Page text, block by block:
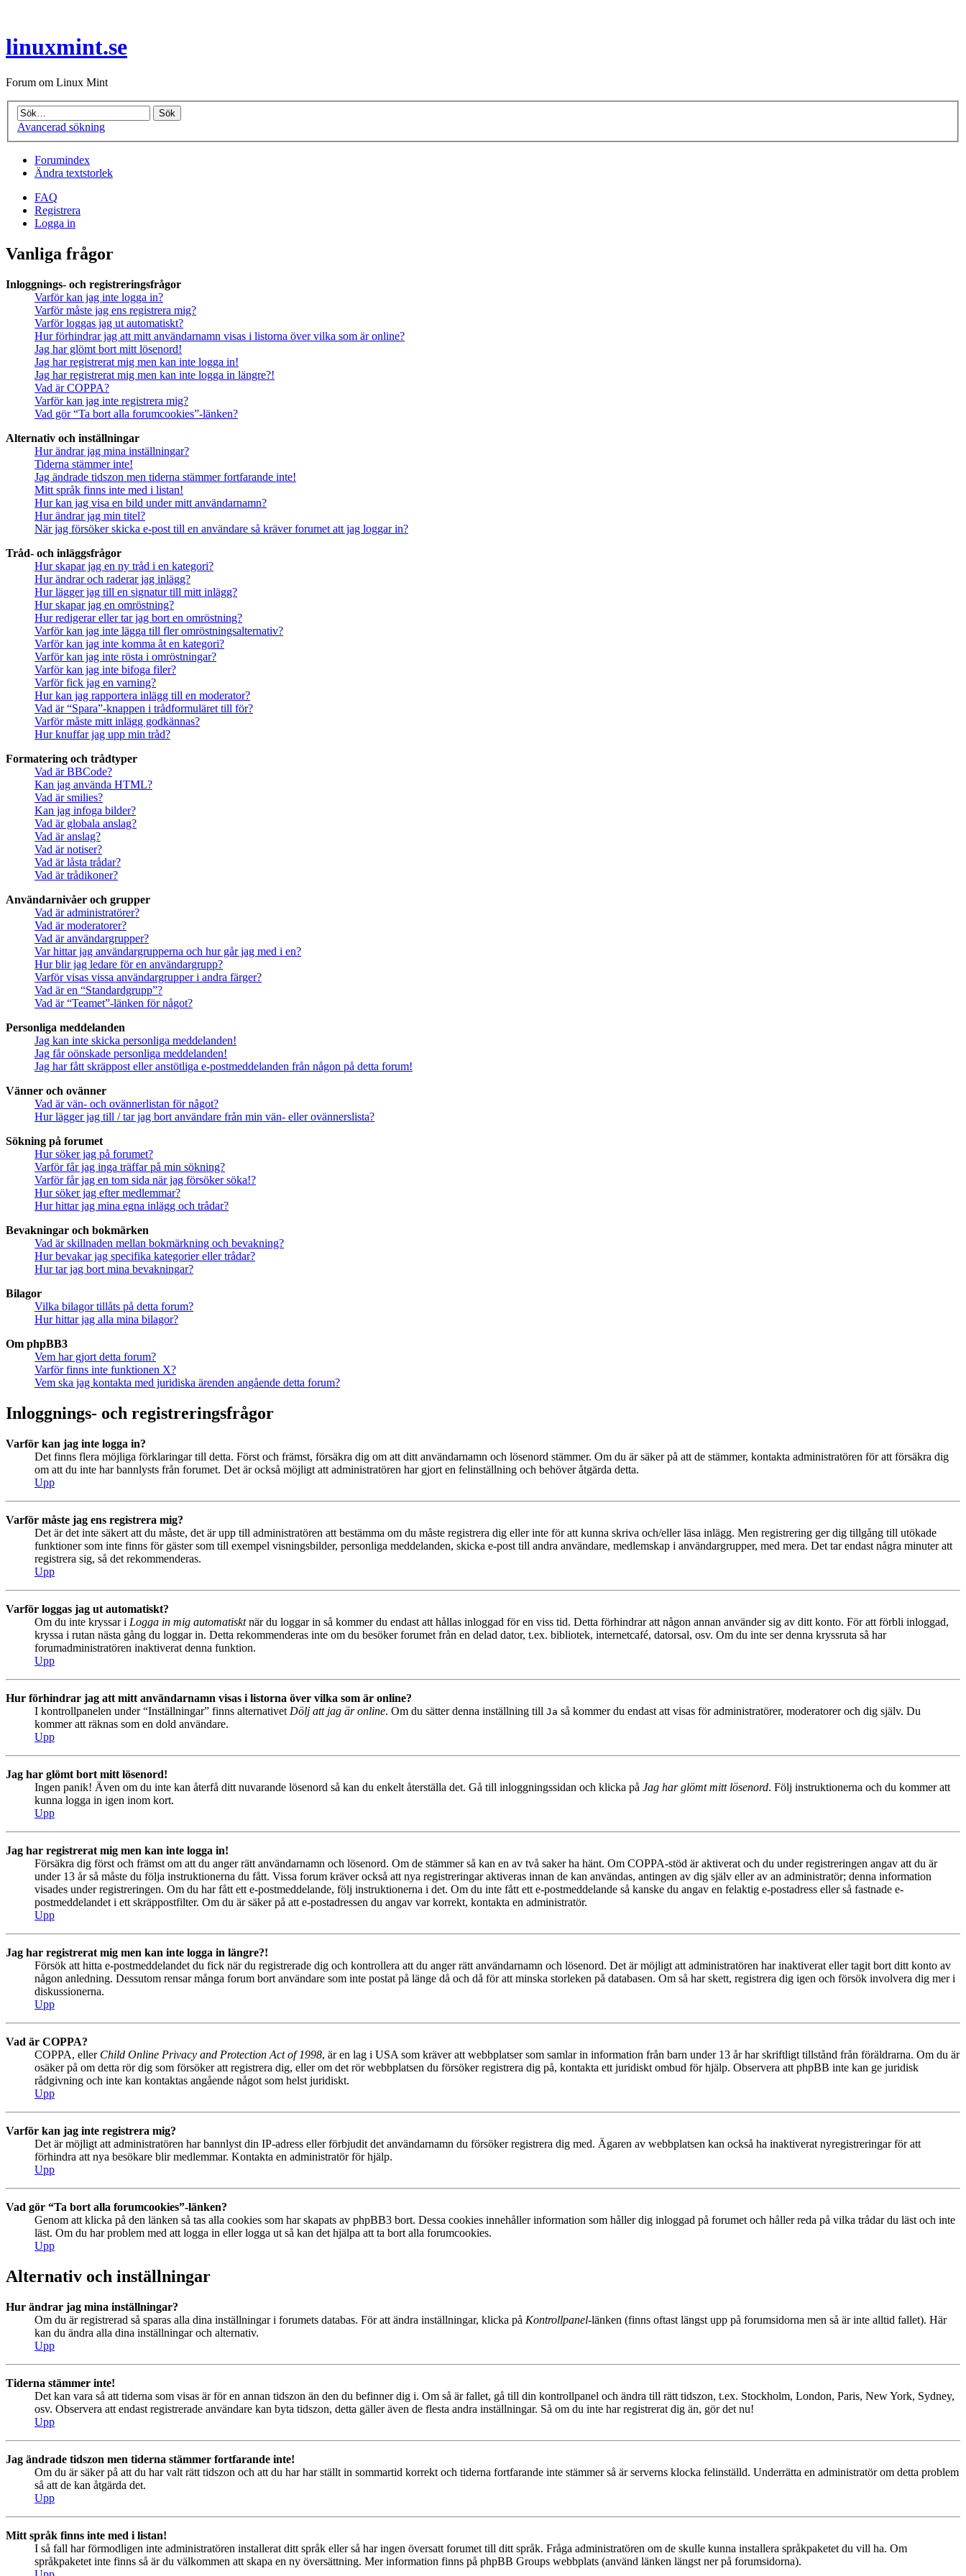
linuxmint.se
Forum om Linux Mint
Avancerad sökning
Forumindex
Ändra textstorlek
FAQ
Registrera
Logga in
Vanliga frågor
Inloggnings- och registreringsfrågor
Varför kan jag inte logga in?
Varför måste jag ens registrera mig?
Varför loggas jag ut automatiskt?
Hur förhindrar jag att mitt användarnamn visas i listorna över vilka som är online?
Jag har glömt bort mitt lösenord!
Jag har registrerat mig men kan inte logga in!
Jag har registrerat mig men kan inte logga in längre?!
Vad är COPPA?
Varför kan jag inte registrera mig?
Vad gör “Ta bort alla forumcookies”-länken?
Alternativ och inställningar
Hur ändrar jag mina inställningar?
Tiderna stämmer inte!
Jag ändrade tidszon men tiderna stämmer fortfarande inte!
Mitt språk finns inte med i listan!
Hur kan jag visa en bild under mitt användarnamn?
Hur ändrar jag min titel?
När jag försöker skicka e-post till en användare så kräver forumet att jag loggar in?
Tråd- och inläggsfrågor
Hur skapar jag en ny tråd i en kategori?
Hur ändrar och raderar jag inlägg?
Hur lägger jag till en signatur till mitt inlägg?
Hur skapar jag en omröstning?
Hur redigerar eller tar jag bort en omröstning?
Varför kan jag inte lägga till fler omröstningsalternativ?
Varför kan jag inte komma åt en kategori?
Varför kan jag inte rösta i omröstningar?
Varför kan jag inte bifoga filer?
Varför fick jag en varning?
Hur kan jag rapportera inlägg till en moderator?
Vad är “Spara”-knappen i trådformuläret till för?
Varför måste mitt inlägg godkännas?
Hur knuffar jag upp min tråd?
Formatering och trådtyper
Vad är BBCode?
Kan jag använda HTML?
Vad är smilies?
Kan jag infoga bilder?
Vad är globala anslag?
Vad är anslag?
Vad är notiser?
Vad är låsta trådar?
Vad är trådikoner?
Användarnivåer och grupper
Vad är administratörer?
Vad är moderatorer?
Vad är användargrupper?
Var hittar jag användargrupperna och hur går jag med i en?
Hur blir jag ledare för en användargrupp?
Varför visas vissa användargrupper i andra färger?
Vad är en “Standardgrupp”?
Vad är “Teamet”-länken för något?
Personliga meddelanden
Jag kan inte skicka personliga meddelanden!
Jag får oönskade personliga meddelanden!
Jag har fått skräppost eller anstötliga e-postmeddelanden från någon på detta forum!
Vänner och ovänner
Vad är vän- och ovännerlistan för något?
Hur lägger jag till / tar jag bort användare från min vän- eller ovännerslista?
Sökning på forumet
Hur söker jag på forumet?
Varför får jag inga träffar på min sökning?
Varför får jag en tom sida när jag försöker söka!?
Hur söker jag efter medlemmar?
Hur hittar jag mina egna inlägg och trådar?
Bevakningar och bokmärken
Vad är skillnaden mellan bokmärkning och bevakning?
Hur bevakar jag specifika kategorier eller trådar?
Hur tar jag bort mina bevakningar?
Bilagor
Vilka bilagor tillåts på detta forum?
Hur hittar jag alla mina bilagor?
Om phpBB3
Vem har gjort detta forum?
Varför finns inte funktionen X?
Vem ska jag kontakta med juridiska ärenden angående detta forum?
Inloggnings- och registreringsfrågor
Varför kan jag inte logga in?
Det finns flera möjliga förklaringar till detta. Först och främst, försäkra dig om att ditt användarnamn och lösenord stämmer. Om du är säker på att de stämmer, kontakta administratören för att försäkra dig
om att du inte har bannlysts från forumet. Det är också möjligt att administratören har gjort en felinställning och behöver åtgärda detta.
Upp
Varför måste jag ens registrera mig?
Det är det inte säkert att du måste, det är upp till administratören att bestämma om du måste registrera dig eller inte för att kunna skriva och/eller läsa inlägg. Men registrering ger dig tillgång till utökade
funktioner som inte finns för gäster som till exempel visningsbilder, personliga meddelanden, skicka e-post till andra användare, medlemskap i användargrupper, med mera. Det tar endast några minuter att
registrera sig, så det rekommenderas.
Upp
Varför loggas jag ut automatiskt?
Om du inte kryssar i Logga in mig automatisktnär du loggar in så kommer du endast att hållas inloggad för en viss tid. Detta förhindrar att någon annan använder sig av ditt konto. För att förbli inloggad,
kryssa i rutan nästa gång du loggar in. Detta rekommenderas inte om du besöker forumet från en delad dator, t.ex. bibliotek, internetcafé, datorsal, osv. Om du inte ser denna kryssruta så har
forumadministratören inaktiverat denna funktion.
Upp
Hur förhindrar jag att mitt användarnamn visas i listorna över vilka som är online?
I kontrollpanelen under “Inställningar” finns alternativet Dölj att jag är online. Om du sätter denna inställning till Ja så kommer du endast att visas för administratörer, moderatorer och dig själv. Du
kommer att räknas som en dold användare.
Upp
Jag har glömt bort mitt lösenord!
Ingen panik! Även om du inte kan återfå ditt nuvarande lösenord så kan du enkelt återställa det. Gå till inloggningssidan och klicka på Jag har glömt mitt lösenord. Följ instruktionerna och du kommer att
kunna logga in igen inom kort.
Upp
Jag har registrerat mig men kan inte logga in!
Försäkra dig först och främst om att du anger rätt användarnamn och lösenord. Om de stämmer så kan en av två saker ha hänt. Om COPPA-stöd är aktiverat och du under registreringen angav att du är
under 13 år så måste du följa instruktionerna du fått. Vissa forum kräver också att nya registreringar aktiveras innan de kan användas, antingen av dig själv eller av an administratör; denna information
visades under registreringen. Om du har fått ett e-postmeddelande, följ instruktionerna i det. Om du inte fått ett e-postmeddelande så kanske du angav en felaktig e-postadress eller så fastnade e-
postmeddelandet i ett skräppostfilter. Om du är säker på att e-postadressen du angav var korrekt, kontakta en administratör.
Upp
Jag har registrerat mig men kan inte logga in längre?!
Försök att hitta e-postmeddelandet du fick när du registrerade dig och kontrollera att du anger rätt användarnamn och lösenord. Det är möjligt att administratören har inaktiverat eller tagit bort ditt konto av
någon anledning. Dessutom rensar många forum bort användare som inte postat på länge då och då för att minska storleken på databasen. Om så har skett, registrera dig igen och försök involvera dig mer i
diskussionerna.
Upp
Vad är COPPA?
COPPA, eller Child Online Privacy and Protection Act of 1998, är en lag i USA som kräver att webbplatser som samlar in information från barn under 13 år har skriftligt tillstånd från föräldrarna. Om du är
osäker på om detta rör dig som försöker att registrera dig, eller om det rör webbplatsen du försöker registrera dig på, kontakta ett juridiskt ombud för hjälp. Observera att phpBB inte kan ge juridisk
rådgivning och inte kan kontaktas angående något som helst juridiskt.
Upp
Varför kan jag inte registrera mig?
Det är möjligt att administratören har bannlyst din IP-adress eller förbjudit det användarnamn du försöker registrera dig med. Ägaren av webbplatsen kan också ha inaktiverat nyregistreringar för att
förhindra att nya besökare blir medlemmar. Kontakta en administratör för hjälp.
Upp
Vad gör “Ta bort alla forumcookies”-länken?
Genom att klicka på den länken så tas alla cookies som har skapats av phpBB3 bort. Dessa cookies innehåller information som håller dig inloggad på forumet och håller reda på vilka trådar du läst och inte
läst. Om du har problem med att logga in eller logga ut så kan det hjälpa att ta bort alla forumcookies.
Upp
Alternativ och inställningar
Hur ändrar jag mina inställningar?
Om du är registrerad så sparas alla dina inställningar i forumets databas. För att ändra inställningar, klicka på Kontrollpanel-länken (finns oftast längst upp på forumsidorna men så är inte alltid fallet). Här
kan du ändra alla dina inställningar och alternativ.
Upp
Tiderna stämmer inte!
Det kan vara så att tiderna som visas är för en annan tidszon än den du befinner dig i. Om så är fallet, gå till din kontrollpanel och ändra till rätt tidszon, t.ex. Stockholm, London, Paris, New York, Sydney,
osv. Observera att endast registrerade användare kan byta tidszon, detta gäller även de flesta andra inställningar. Så om du inte har registrerat dig än, gör det nu!
Upp
Jag ändrade tidszon men tiderna stämmer fortfarande inte!
Om du är säker på att du har valt rätt tidszon och att du har har ställt in sommartid korrekt och tiderna fortfarande inte stämmer så är serverns klocka felinställd. Underrätta en administratör om detta problem
så att de kan åtgärda det.
Upp
Mitt språk finns inte med i listan!
I så fall har förmodligen inte administratören installerat ditt språk eller så har ingen översatt forumet till ditt språk. Fråga administratören om de skulle kunna installera språkpaketet du vill ha. Om
språkpaketet inte finns så är du välkommen att skapa en ny översättning. Mer information finns på phpBB Groups webbplats (använd länken längst ner på forumsidorna).